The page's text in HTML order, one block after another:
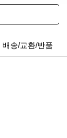
배송/교환/반품